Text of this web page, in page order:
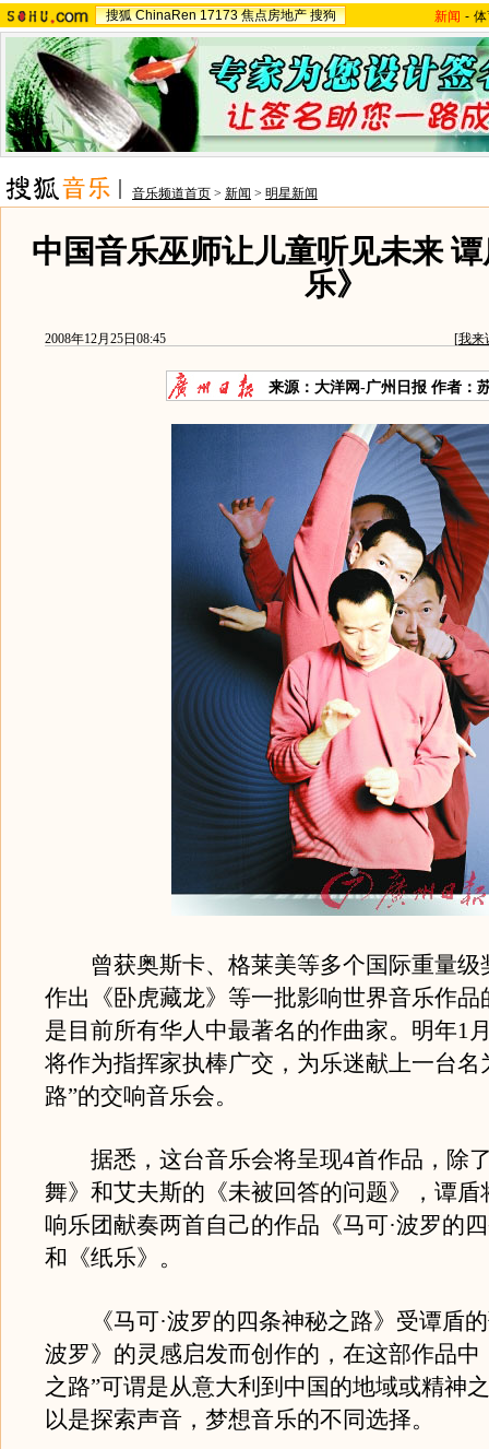
搜狐 ChinaRen 17173 焦点房地产 搜狗 新闻 -
音乐频道首页 > 新闻 > 明星新闻
中国音乐巫师让儿童听见未来
乐》
2008年12月25日08:45 [我来
来源：大洋网-广州日报 作者：
曾获奥斯卡、格莱美等多个国际重量级
作出《卧虎藏龙》等一批影响世界音乐作品
是目前所有华人中最著名的作曲家。明年1
将作为指挥家执棒广交，为乐迷献上一台名
路”的交响音乐会。
据悉，这台音乐会将呈现4首作品，除
舞》和艾夫斯的《未被回答的问题》，谭盾
响乐团献奏两首自己的作品《马可·波罗的
和《纸乐》。
《马可·波罗的四条神秘之路》受谭盾的
波罗》的灵感启发而创作的，在这部作品中
之路”可谓是从意大利到中国的地域或精神
以是探索声音，梦想音乐的不同选择。